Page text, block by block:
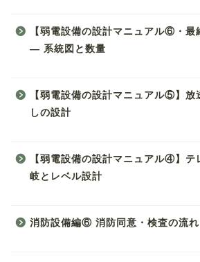
【弱電設備の設計マニュアル⑥・最
― 系統図と数量
【弱電設備の設計マニュアル⑤】
しの設計
【弱電設備の設計マニュアル④】
岐とレベル設計
消防設備編⑥ 消防同意・検査の流れ